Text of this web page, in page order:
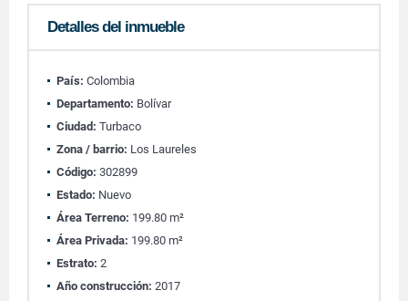
Detalles del inmueble
País: Colombia
Departamento: Bolívar
Ciudad: Turbaco
Zona / barrio: Los Laureles
Código: 302899
Estado: Nuevo
Área Terreno: 199.80 m²
Área Privada: 199.80 m²
Estrato: 2
Año construcción: 2017